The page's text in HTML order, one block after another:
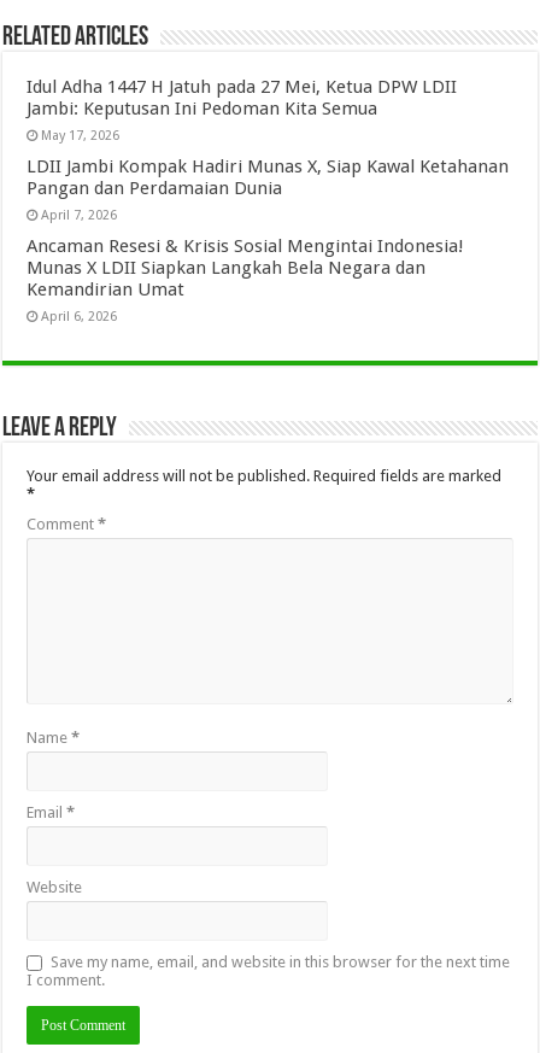
Related Articles
Idul Adha 1447 H Jatuh pada 27 Mei, Ketua DPW LDII
Jambi: Keputusan Ini Pedoman Kita Semua
May 17, 2026
LDII Jambi Kompak Hadiri Munas X, Siap Kawal Ketahanan
Pangan dan Perdamaian Dunia
April 7, 2026
Ancaman Resesi & Krisis Sosial Mengintai Indonesia!
Munas X LDII Siapkan Langkah Bela Negara dan
Kemandirian Umat
April 6, 2026
Leave a Reply
Your email address will not be published. Required fields are marked
*
Comment*
Name*
Email*
Website
Save my name, email, and website in this browser for the next time
I comment.